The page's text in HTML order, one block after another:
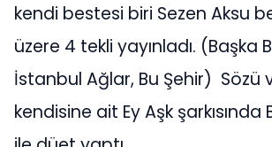
kendi bestesi biri Sezen Aksu
üzere 4 tekli yayınladı. (Başka
İstanbul Ağlar, Bu Şehir) Sözü
kendisine ait Ey Aşk şarkısında